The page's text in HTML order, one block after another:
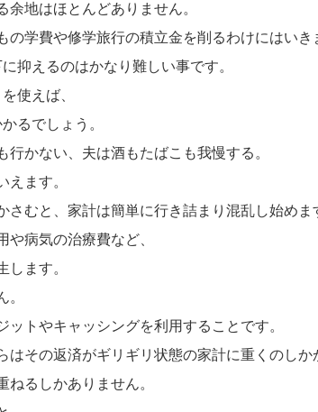
地はほとんどありません。
学費や修学旅行の積立金を削るわけにはいき
抑えるのはかなり難しい事です。
使えば、
るでしょう。
かない、夫は酒もたばこも我慢する。
ます。
むと、家計は簡単に行き詰まり混乱し始めま
病気の治療費など、
ます。
。
トやキャッシングを利用することです。
はその返済がギリギリ状態の家計に重くのしか
るしかありません。